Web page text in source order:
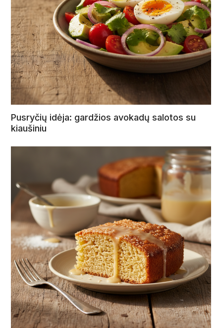
Pusryčių idėja: gardžios avokadų salotos su
kiaušiniu